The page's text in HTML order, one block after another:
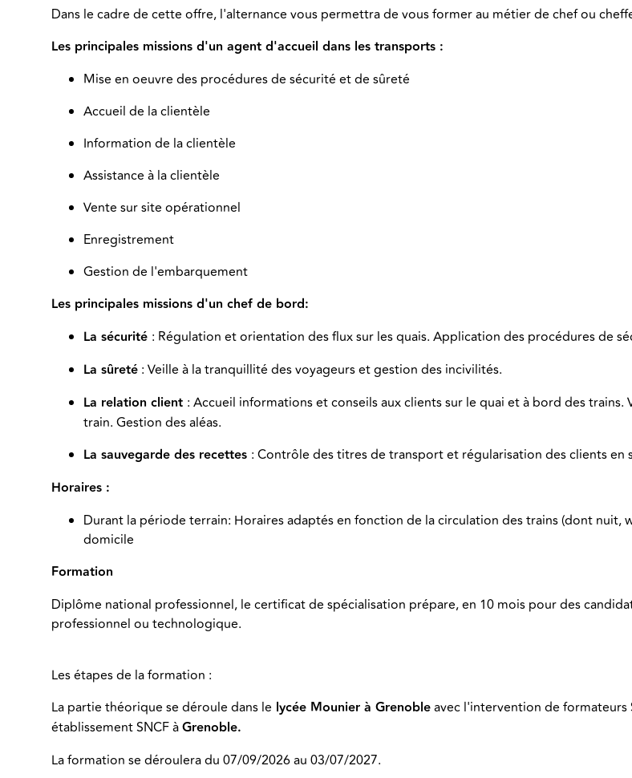
Dans le cadre de cette offre, l'alternance vous permettra de vous former au métier de chef ou
Les principales missions d'un agent d'accueil dans les transports :
Mise en oeuvre des procédures de sécurité et de sûreté
Accueil de la clientèle
Information de la clientèle
Assistance à la clientèle
Vente sur site opérationnel
Enregistrement
Gestion de l'embarquement
Les principales missions d'un chef de bord:
La sécurité : Régulation et orientation des flux sur les quais. Application des procédures de
La sûreté : Veille à la tranquillité des voyageurs et gestion des incivilités.
La relation client : Accueil informations et conseils aux clients sur le quai et à bord des
train. Gestion des aléas.
La sauvegarde des recettes : Contrôle des titres de transport et régularisation des clients
Horaires :
Durant la période terrain: Horaires adaptés en fonction de la circulation des trains (dont
domicile
Formation
Diplôme national professionnel, le certificat de spécialisation prépare, en 10 mois pour des
professionnel ou technologique.
Les étapes de la formation :
La partie théorique se déroule dans le lycée Mounier à Grenobleavec l'intervention de formateurs
établissement SNCF àGrenoble.
La formation se déroulera du 07/09/2026 au 03/07/2027.